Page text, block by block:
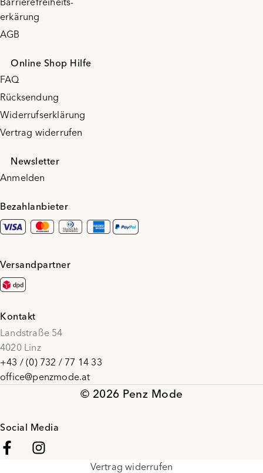
erkärung
AGB
Online Shop Hilfe
FAQ
Rücksendung
Widerrufserklärung
Vertrag widerrufen
Newsletter
Anmelden
Bezahlanbieter
Versandpartner
Kontakt
Landstraße 54
4020 Linz
+43 / (0) 732 / 77 14 33
office@penzmode.at
© 2026 Penz Mode
Social Media
Vertrag widerrufen